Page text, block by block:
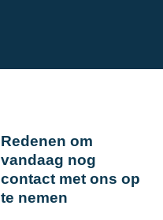
Redenen om
vandaag nog
contact met ons op
te nemen